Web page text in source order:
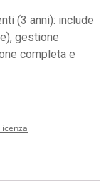
(3 anni): include
gestione
completa e